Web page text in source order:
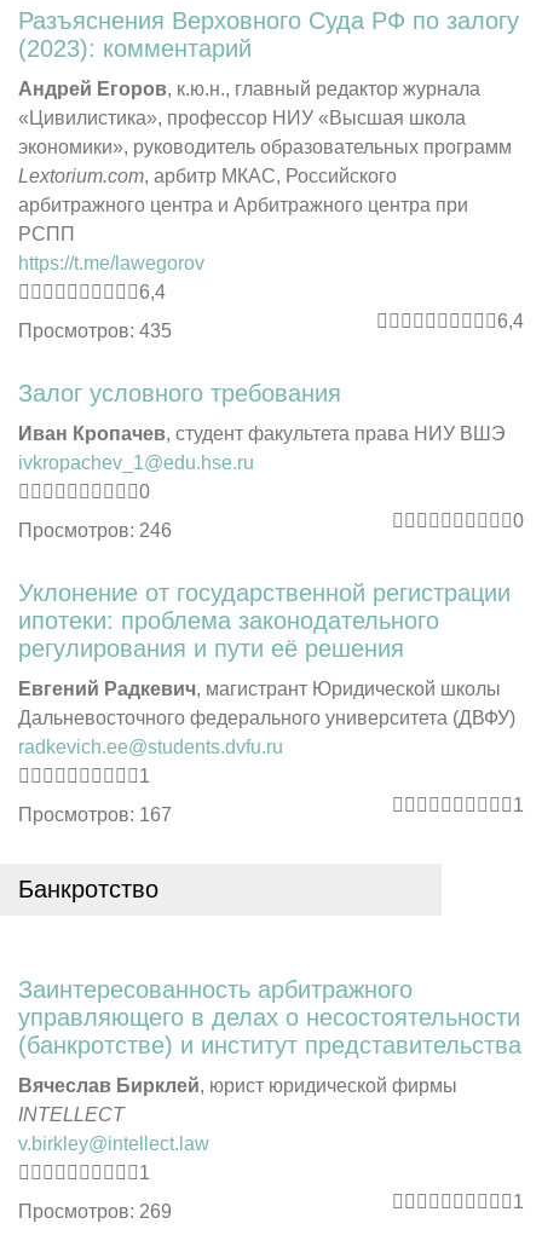
Разъяснения Верховного Суда РФ по залогу
(2023): комментарий
Андрей Егоров, к.ю.н., главный редактор журнала
«Цивилистика», профессор НИУ «Высшая школа
экономики», руководитель образовательных программ
Lextorium.com, арбитр МКАС, Российского
арбитражного центра и Арбитражного центра при
РСПП
https://t.me/lawegorov
6,4
Просмотров: 435
6,4
Залог условного требования
Иван Кропачев, студент факультета права НИУ ВШЭ
ivkropachev_1@edu.hse.ru
0
Просмотров: 246
0
Уклонение от государственной регистрации
ипотеки: проблема законодательного
регулирования и пути её решения
Евгений Радкевич, магистрант Юридической школы
Дальневосточного федерального университета (ДВФУ)
radkevich.ee@students.dvfu.ru
1
Просмотров: 167
1
Банкротство
Заинтересованность арбитражного
управляющего в делах о несостоятельности
(банкротстве) и институт представительства
Вячеслав Бирклей, юрист юридической фирмы
INTELLECT
v.birkley@intellect.law
1
Просмотров: 269
1